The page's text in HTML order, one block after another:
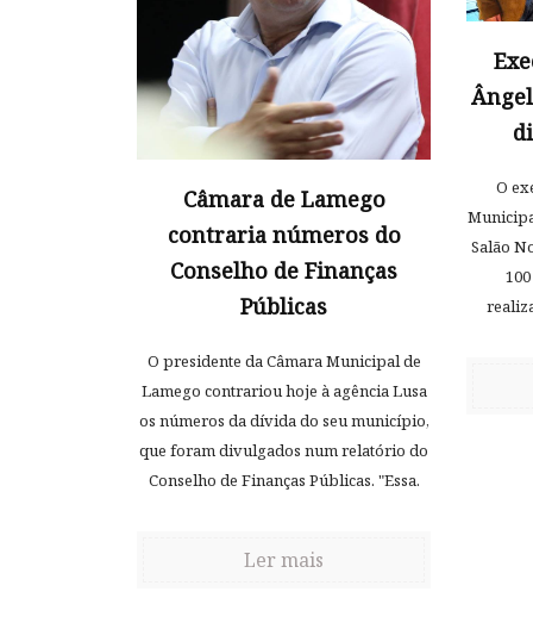
Câmara de Lamego
contraria números do
Conselho de Finanças
Públicas
O presidente da Câmara Municipal de
Lamego contrariou hoje à agência Lusa
os números da dívida do seu município,
que foram divulgados num relatório do
Conselho de Finanças Públicas. "Essa.
Ler mais
O
Salão